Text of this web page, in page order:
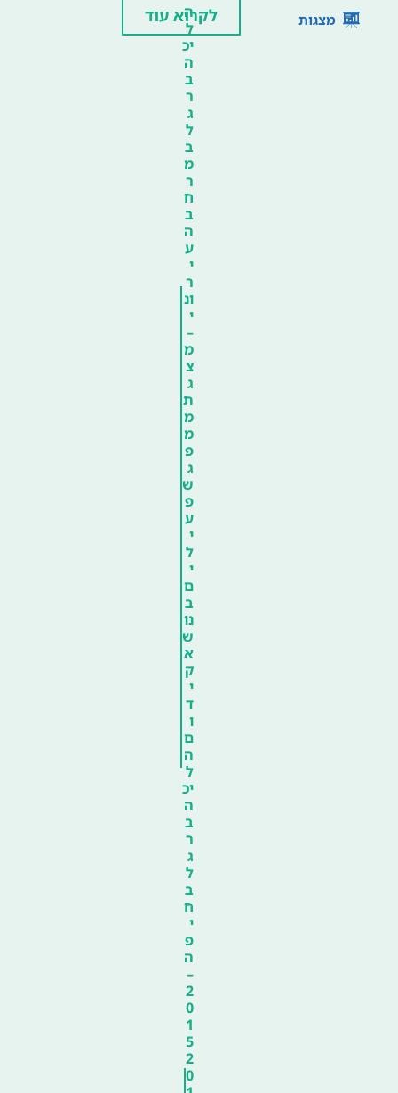
מצגות
ה
ל
יכ
ה
ב
ר
ג
ל
ב
מ
ר
ח
ב
ה
ע
י
ר
ונ
י
–
מ
צ
ג
ת
מ
מ
פ
ג
ש
פ
ע
י
ל
י
ם
ב
נו
ש
א
ק
י
ד
ו
ם
ה
ל
יכ
ה
ב
ר
ג
ל
ב
ח
י
פ
ה
–
2
0
1
5
2
0
לקרוא עוד